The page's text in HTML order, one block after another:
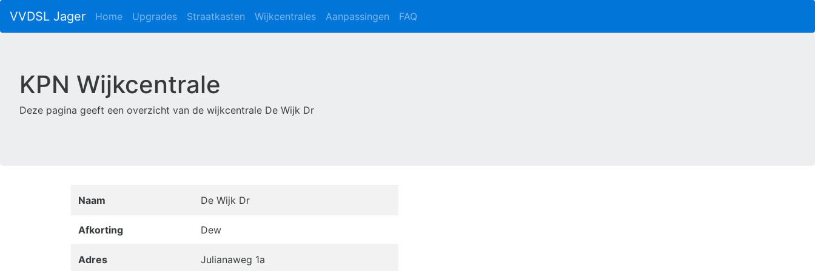
VVDSL Jager Home Upgrades Straatkasten Wijkcentrales Aanpassingen FAQ
KPN Wijkcentrale
Deze pagina geeft een overzicht van de wijkcentrale De Wijk Dr
Naam De Wijk Dr
Afkorting Dew
Adres Julianaweg 1a